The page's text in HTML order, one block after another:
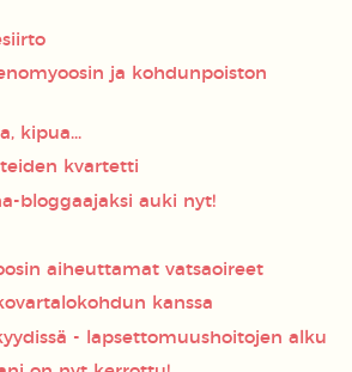
ja kohdunpoiston
kipua...
kvartetti
bloggaajaksi auki nyt!
aiheuttamat vatsaoireet
kanssa
- lapsettomuushoitojen alku